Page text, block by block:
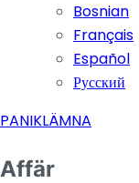
Bosnian
Français
Español
Русский
PANIKLÄMNA
Affär